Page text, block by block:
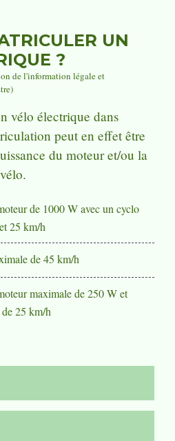
UN
?
de l'information légale et
vélo électrique dans
peut en effet être
du moteur et/ou la
de 1000 W avec un cyclo
25 km/h
de 45 km/h
maximale de 250 W et
25 km/h